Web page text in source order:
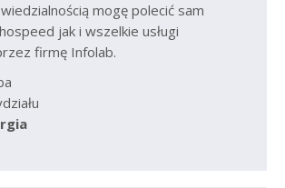
mogę polecić sam
jak i wszelkie usługi
firmę Infolab.